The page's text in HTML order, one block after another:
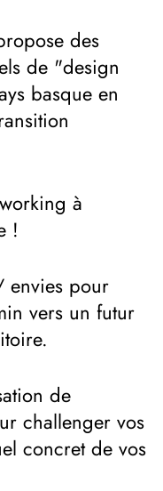
des
de "design
basque en
à
!
envies pour
vers un futur
de
challenger vos
concret de vos